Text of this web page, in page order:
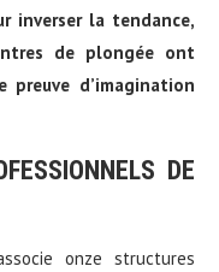
inverser la tendance,
de plongée ont
d’imagination
DE
onze structures